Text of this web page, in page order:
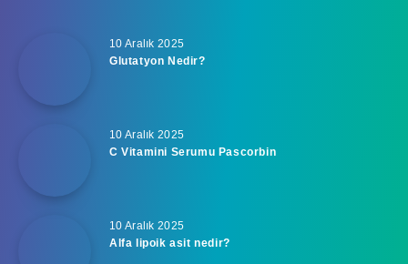
10 Aralık 2025
Glutatyon Nedir?
10 Aralık 2025
C Vitamini Serumu Pascorbin
10 Aralık 2025
Alfa lipoik asit nedir?